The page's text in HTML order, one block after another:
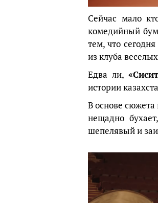
Сейчас мало
комедийный
тем, что
из клуба
Едва ли,
истории
В основе сюжета
нещадно
шепелявый и